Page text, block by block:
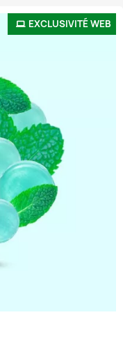
EXCLUSIVITÉ WEB